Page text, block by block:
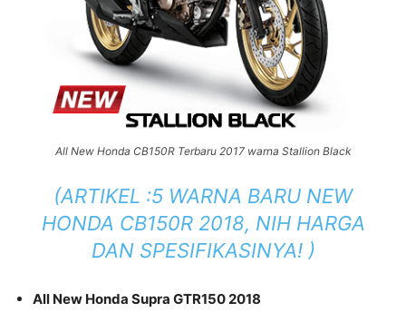
All New Honda CB150R Terbaru 2017 warna Stallion Black
(ARTIKEL :5 WARNA BARU NEW
HONDA CB150R 2018, NIH HARGA
DAN SPESIFIKASINYA!)
All New Honda Supra GTR150 2018